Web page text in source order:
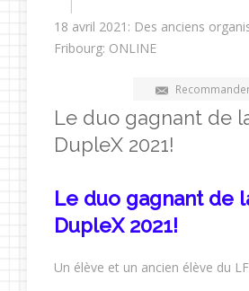
18 avril 2021: Des anciens
Fribourg: ONLINE
Le duo gagnant de
DupleX 2021!
Le duo gagnant de
DupleX 2021!
Un élève et un ancien élève du